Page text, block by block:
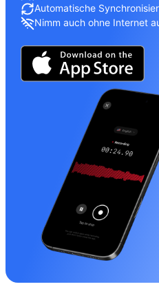
Automatische
Nimm auch ohne Internet